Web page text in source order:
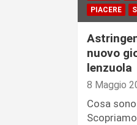
PIACERE
nuovo
lenzuola
8 Maggio
Cosa